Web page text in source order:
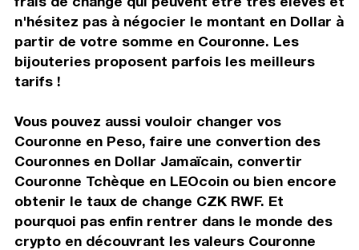
n'hésitez pas à négocier le montant en Dollar à
partir de votre somme en Couronne. Les
bijouteries proposent parfois les meilleurs
tarifs !
Vous pouvez aussi vouloir changer vos
Couronne en Peso, faire une convertion des
Couronnes en Dollar Jamaïcain, convertir
Couronne Tchèque en LEOcoin ou bien encore
obtenir le taux de change CZK RWF. Et
pourquoi pas enfin rentrer dans le monde des
crypto en découvrant les valeurs Couronne